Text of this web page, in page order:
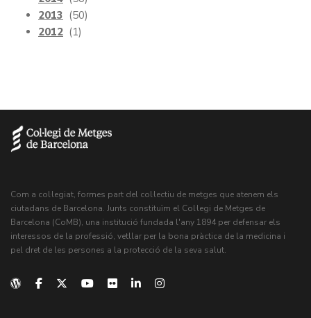
2013 (50)
2012 (1)
Com a col·legiat, formes part del col·lectiu de metges que atenem els
ciutadans de Barcelona. Junts constituïm el Col·legi de Metges de
Barcelona (CoMB), una institució fundada l'any 1894 per defensar els
interessos de la professió, vetllar per la bona pràctica de la medicina i
pel dret de les persones a la protecció de la seva salut.